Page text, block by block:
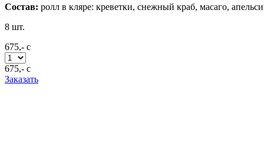
Состав: ролл в кляре: креветки, снежный краб, масаго,
8 шт.
675,- c
675,- c
Заказать